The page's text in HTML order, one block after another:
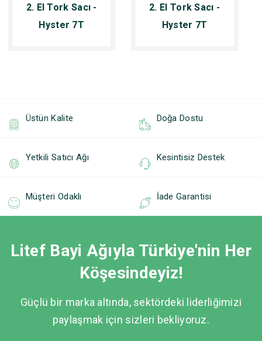
2. El Tork Sacı -
Hyster 7T
2. El Tork Sacı -
Hyster 7T
Üstün Kalite Doğa Dostu
Yetkili Satıcı Ağı Kesintisiz Destek
Müşteri Odaklı İade Garantisi
Litef Bayi Ağıyla Türkiye'nin Her
Köşesindeyiz!
Güçlü bir marka altında, sektördeki liderliğimizi
paylaşmak için sizleri bekliyoruz.